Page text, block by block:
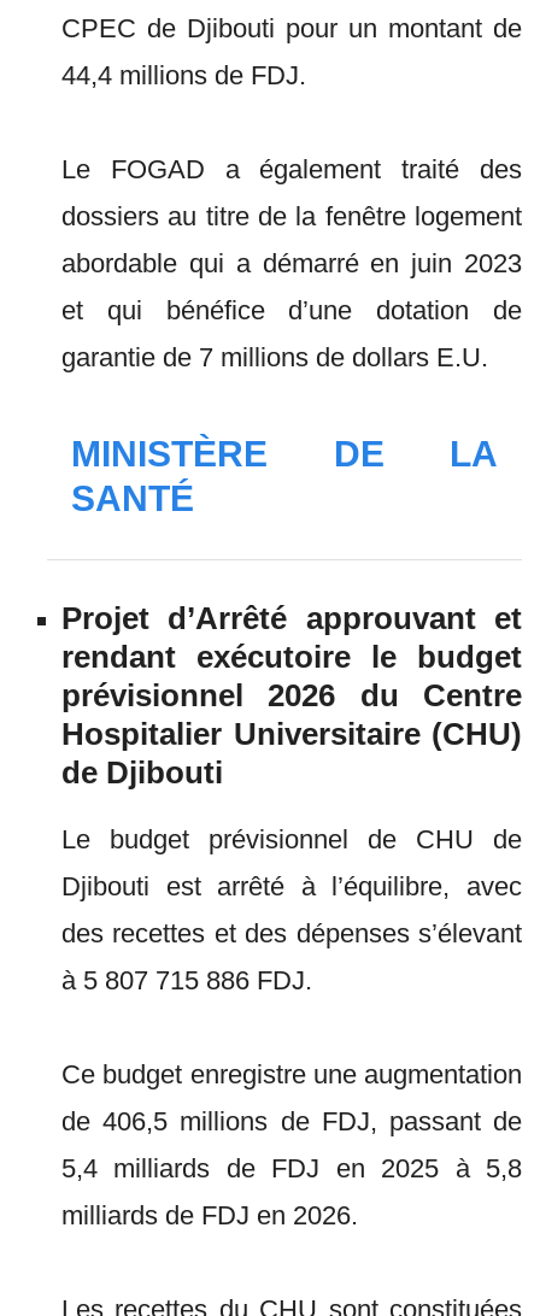
CPEC de Djibouti pour un montant de
44,4 millions de FDJ.
Le FOGAD a également traité des
dossiers au titre de la fenêtre logement
abordable qui a démarré en juin 2023
et qui bénéfice d’une dotation de
garantie de 7 millions de dollars E.U.
MINISTÈRE DE LA
SANTÉ
Projet d’Arrêté approuvant et
rendant exécutoire le budget
prévisionnel 2026 du Centre
Hospitalier Universitaire (CHU)
de Djibouti
Le budget prévisionnel de CHU de
Djibouti est arrêté à l’équilibre, avec
des recettes et des dépenses s’élevant
à 5 807 715 886 FDJ.
Ce budget enregistre une augmentation
de 406,5 millions de FDJ, passant de
5,4 milliards de FDJ en 2025 à 5,8
milliards de FDJ en 2026.
Les recettes du CHU sont constituées